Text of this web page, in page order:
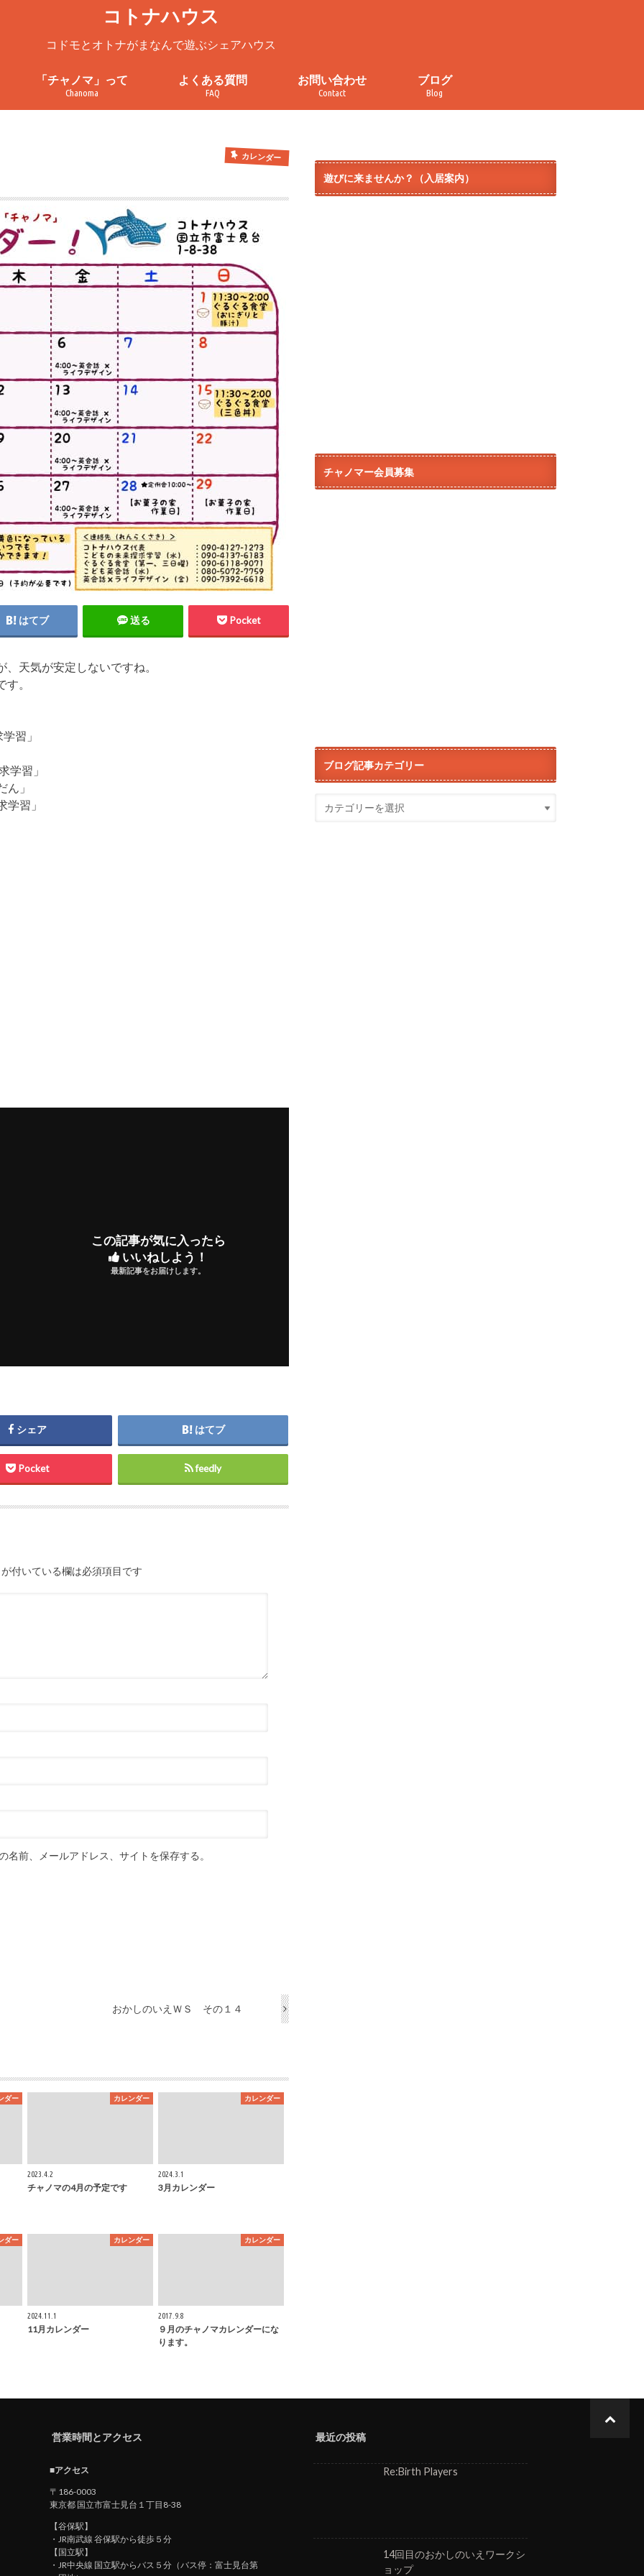
コトナハウス
コドモとオトナがまなんで遊ぶシェアハウス
「チャノマ」って
Chanoma
よくある質問
FAQ
お問い合わせ
Contact
ブログ
Blog
カレンダー
はてブ 送る Pocket
天気が安定しないですね。
。
習」
学習」
」
習」
この記事が気に入ったら
いいねしよう！
最新記事をお届けします。
シェア はてブ
Pocket feedly
が付いている欄は必須項目です
前、メールアドレス、サイトを保存する。
おかしのいえＷＳ その１４
ダー カレンダー
2023.4.2
チャノマの4月の予定です
カレンダー
2024.3.1
3月カレンダー
ダー カレンダー
2024.11.1
11月カレンダー
カレンダー
2017.9.8
９月のチャノマカレンダーにな
ります。
遊びに来ませんか？（入居案内）
チャノマー会員募集
ブログ記事カテゴリー
営業時間とアクセス
■アクセス
〒186-0003
東京都 国立市富士見台１丁目8-38
【谷保駅】
・JR南武線 谷保駅から徒歩５分
【国立駅】
・JR中央線 国立駅からバス５分（バス停：富士見台第
最近の投稿
Re:Birth Players
14回目のおかしのいえワークシ
ョップ